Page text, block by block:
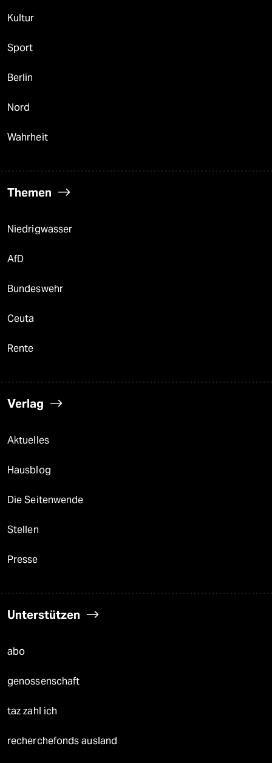
Kultur
Sport
Berlin
Nord
Wahrheit
Themen
Niedrigwasser
AfD
Bundeswehr
Ceuta
Rente
Verlag
Aktuelles
Hausblog
Die Seitenwende
Stellen
Presse
Unterstützen
abo
genossenschaft
taz zahl ich
recherchefonds ausland